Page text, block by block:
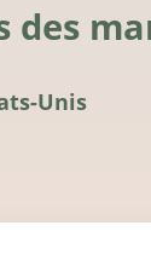
des
Unis